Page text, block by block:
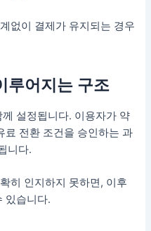
없이 결제가 유지되는 경우
루어지는 구조
설정됩니다. 이용자가 약
료 전환 조건을 승인하는 과
니다.
히 인지하지 못하면, 이후
있습니다.